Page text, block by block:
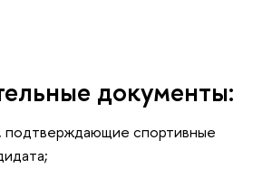
документы:
подтверждающие спортивные